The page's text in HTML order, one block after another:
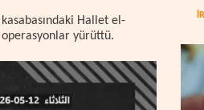
Hallet el-
operasyonlar yürüttü.